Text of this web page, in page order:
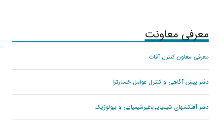
معرفی معاونت
معرفی معاون کنترل آفات
دفتر پیش آگاهی و کنترل عوامل خسارتزا
دفتر آفتکشهای شیمیایی،غیرشیمیایی و بیولوژیک